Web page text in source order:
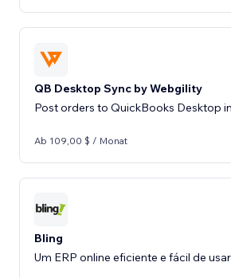
QB Desktop Sync by Webgility
Post orders to QuickBooks Desktop
Ab 109,00 $ / Monat
Bling
Um ERP online eficiente e fácil de usar